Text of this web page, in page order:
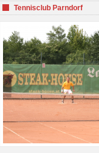
Tennisclub Parndorf